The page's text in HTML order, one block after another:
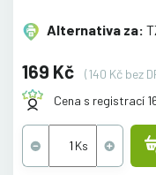
Alternativa za:
169 Kč
(140 Kč bez
Cena s registrací